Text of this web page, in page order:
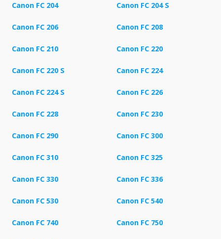
Canon FC 204 Canon FC 204 S
Canon FC 206 Canon FC 208
Canon FC 210 Canon FC 220
Canon FC 220 S Canon FC 224
Canon FC 224 S Canon FC 226
Canon FC 228 Canon FC 230
Canon FC 290 Canon FC 300
Canon FC 310 Canon FC 325
Canon FC 330 Canon FC 336
Canon FC 530 Canon FC 540
Canon FC 740 Canon FC 750